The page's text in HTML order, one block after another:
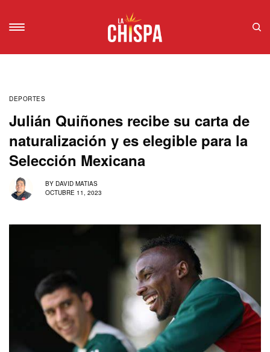
DEPORTES
Julián Quiñones recibe su carta de
naturalización y es elegible para la
Selección Mexicana
BY DAVID MATIAS
OCTUBRE 11, 2023